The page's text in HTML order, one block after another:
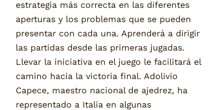
estrategia más correcta en las diferentes
aperturas y los problemas que se pueden
presentar con cada una. Aprenderá a dirigir
las partidas desde las primeras jugadas.
Llevar la iniciativa en el juego le facilitará el
camino hacia la victoria final. Adolivio
Capece, maestro nacional de ajedrez, ha
representado a Italia en algunas